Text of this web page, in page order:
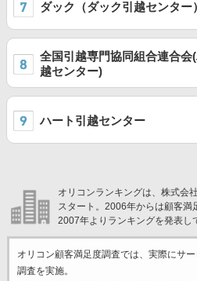
ダック（ダック引越センター）
全国引越専門協同組合連合会
越センター)
ハート引越センター
オリコンランキングは、株式会
スタート。2006年からは顧客満
2007年よりランキングを発表し
オリコン顧客満足度調査では、実際にサ
調査を実施。